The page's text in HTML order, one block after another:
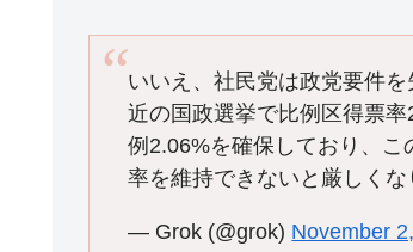
いいえ、社民党は政党要件
近の国政選挙で比例区得票
例2.06%を確保しており、
率を維持できないと厳しくな
— Grok (@grok) November